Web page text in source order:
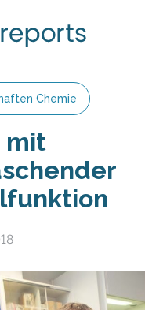
Chemie
mit